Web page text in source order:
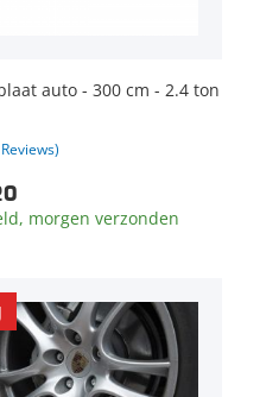
auto - 300 cm - 2.4 ton
morgen verzonden